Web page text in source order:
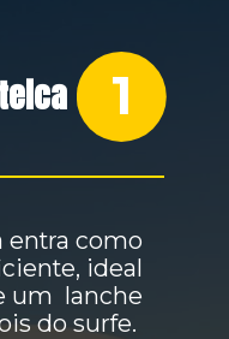
entra como
ideal
um lanche
do surfe.
1